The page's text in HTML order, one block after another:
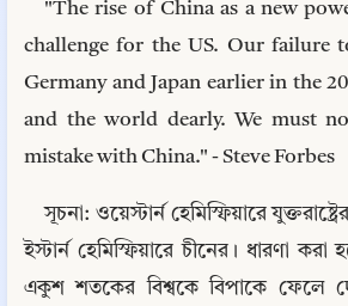
"The rise of China as a new
challenge for the US. Our failure
Germany and Japan earlier in the
and the world dearly. We must
mistake with China." - Steve Forbes
সূচনা: ওয়েস্টার্ন হেমিস্ফিয়ারে
ইস্টার্ন হেমিস্ফিয়ারে চীনের। ধারণা
একুশ শতকের বিশ্বকে বিপাকে ফেলে